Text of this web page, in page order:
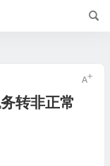
转非正常